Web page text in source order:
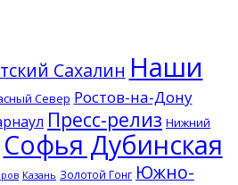
Сахалин Наши
Север Ростов-на-Дону
Пресс-релиз Нижний
Софья Дубинская
Казань Золотой Гонг Южно-